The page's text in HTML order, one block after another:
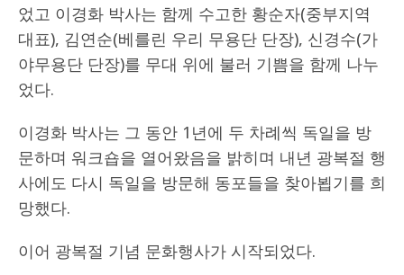
었고 이경화 박사는 함께 수고한 황순자(중부지역
대표), 김연순(베를린 우리 무용단 단장), 신경수(가
야무용단 단장)를 무대 위에 불러 기쁨을 함께 나누
었다.
이경화 박사는 그 동안 1년에 두 차례씩 독일을 방
문하며 워크숍을 열어왔음을 밝히며 내년 광복절 행
사에도 다시 독일을 방문해 동포들을 찾아뵙기를 희
망했다.
이어 광복절 기념 문화행사가 시작되었다.